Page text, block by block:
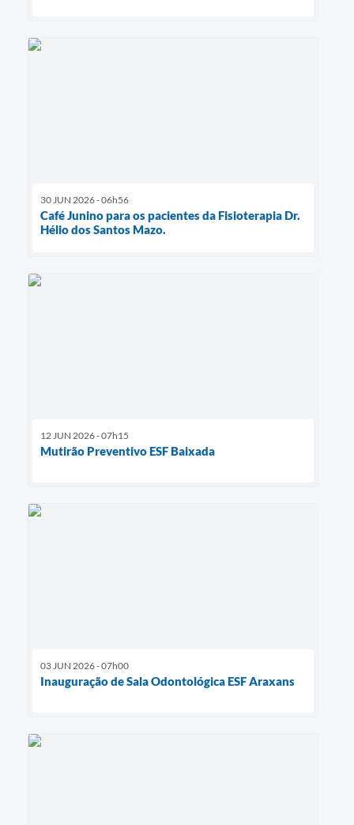
30 JUN 2026 - 06h56
Café Junino para os pacientes da Fisioterapia Dr.
Hélio dos Santos Mazo.
12 JUN 2026 - 07h15
Mutirão Preventivo ESF Baixada
03 JUN 2026 - 07h00
Inauguração de Sala Odontológica ESF Araxans